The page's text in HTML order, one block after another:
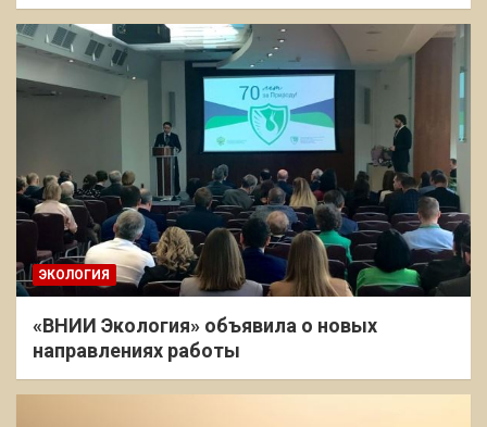
ЭКОЛОГИЯ
«ВНИИ Экология» объявила о новых
направлениях работы